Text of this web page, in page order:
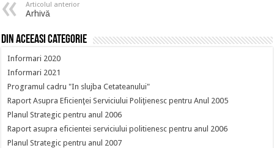
Articolul anterior
Arhivă
Din aceeasi categorie
Informari 2020
Informari 2021
Programul cadru "In slujba Cetateanului"
Raport Asupra Eficienţei Serviciului Poliţienesc pentru Anul 2005
Planul Strategic pentru anul 2006
Raport asupra eficientei serviciului politienesc pentru anul 2006
Planul Strategic pentru anul 2007